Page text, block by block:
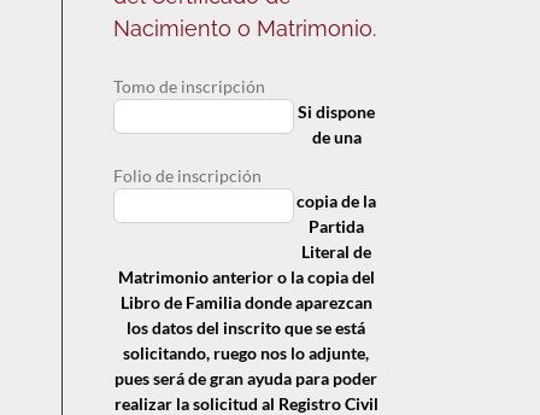
Nacimiento o Matrimonio.
Tomo de inscripción
Folio de inscripción
Si dispone
de una
copia de la
Partida
Literal de
Matrimonio anterior o la copia del
Libro de Familia donde aparezcan
los datos del inscrito que se está
solicitando, ruego nos lo adjunte,
pues será de gran ayuda para poder
realizar la solicitud al Registro Civil